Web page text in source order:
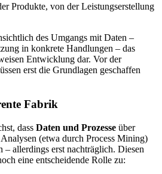
Produkte, von der Leistungserstellung
des Umgangs mit Daten –
in konkrete Handlungen – das
Entwicklung dar. Vor der
erst die Grundlagen geschaffen
Fabrik
dass Daten und Prozesse über
(etwa durch Process Mining)
– allerdings erst nachträglich. Diesen
eine entscheidende Rolle zu: